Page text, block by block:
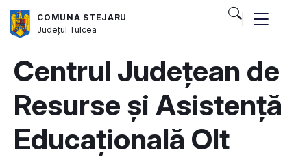
COMUNA STEJARU
Județul Tulcea
Centrul Județean de
Resurse și Asistență
Educațională Olt